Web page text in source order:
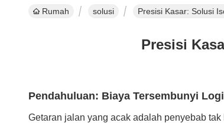
Rumah solusi Presisi Kasar: Solusi
Presisi
Pendahuluan: Biaya Tersembunyi
Getaran jalan yang acak adalah penyebab